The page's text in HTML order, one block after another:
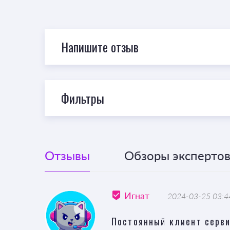
Напишите отзыв
Фильтры
Отзывы Обзоры
Игнат 2024-03-25
Постоянный клиент